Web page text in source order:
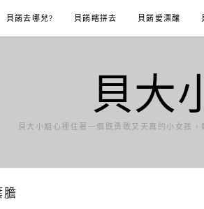
貝餚去哪兒? 貝餚瞎拼去 貝餚愛漂釀
貝大
貝大小姐心裡住著一個既勇敢又天真的小女孩
膽